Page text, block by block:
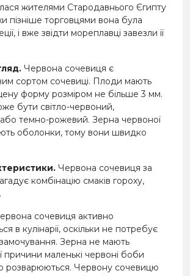
жителями Стародавнього Єгипту
пізніше торговцями вона була
і вже звідти мореплавці завезли її
Червона сочевиця є
сортом сочевиці. Плоди мають
форму розміром не більше 3 мм.
бути світло-червоний,
темно-рожевий. Зерна червоної
оболонки, тому вони швидко
Червона сочевиця за
комбінацію смаків гороху,
сочевиця активно
в кулінарії, оскільки не потребує
Зерна не мають
причини маленькі червоні боби
розварюються. Червону сочевицю